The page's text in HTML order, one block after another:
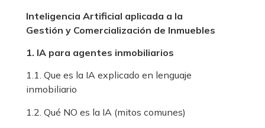
Inteligencia Artificial aplicada a la
Gestión y Comercialización de Inmuebles
1. IA para agentes inmobiliarios
1.1. Que es la IA explicado en lenguaje
inmobiliario
1.2. Qué NO es la IA (mitos comunes)